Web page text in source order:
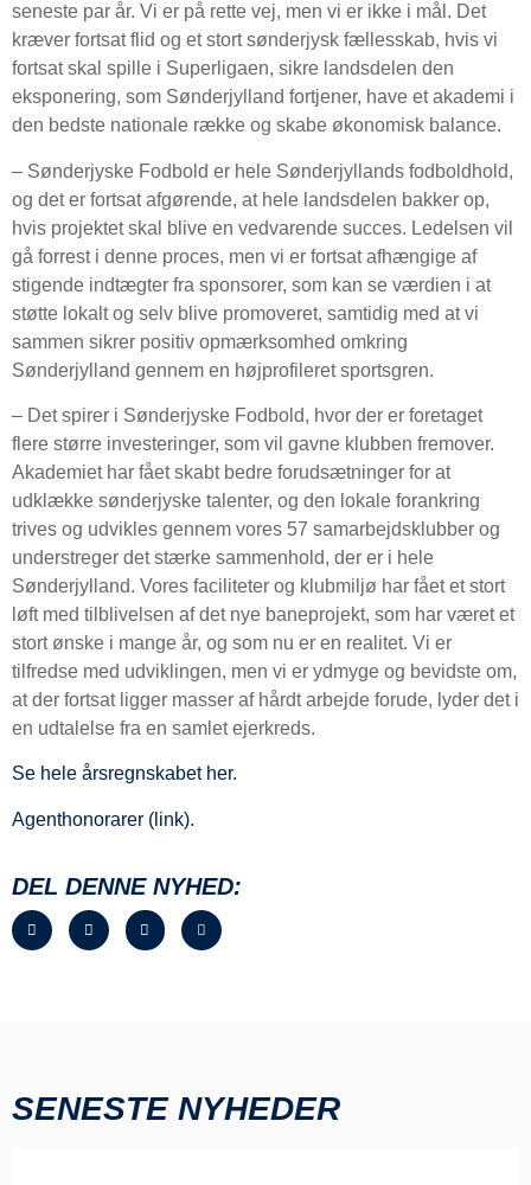
seneste par år. Vi er på rette vej, men vi er ikke i mål. Det
kræver fortsat flid og et stort sønderjysk fællesskab, hvis vi
fortsat skal spille i Superligaen, sikre landsdelen den
eksponering, som Sønderjylland fortjener, have et akademi i
den bedste nationale række og skabe økonomisk balance.
– Sønderjyske Fodbold er hele Sønderjyllands fodboldhold,
og det er fortsat afgørende, at hele landsdelen bakker op,
hvis projektet skal blive en vedvarende succes. Ledelsen vil
gå forrest i denne proces, men vi er fortsat afhængige af
stigende indtægter fra sponsorer, som kan se værdien i at
støtte lokalt og selv blive promoveret, samtidig med at vi
sammen sikrer positiv opmærksomhed omkring
Sønderjylland gennem en højprofileret sportsgren.
– Det spirer i Sønderjyske Fodbold, hvor der er foretaget
flere større investeringer, som vil gavne klubben fremover.
Akademiet har fået skabt bedre forudsætninger for at
udklække sønderjyske talenter, og den lokale forankring
trives og udvikles gennem vores 57 samarbejdsklubber og
understreger det stærke sammenhold, der er i hele
Sønderjylland. Vores faciliteter og klubmiljø har fået et stort
løft med tilblivelsen af det nye baneprojekt, som har været et
stort ønske i mange år, og som nu er en realitet. Vi er
tilfredse med udviklingen, men vi er ydmyge og bevidste om,
at der fortsat ligger masser af hårdt arbejde forude, lyder det i
en udtalelse fra en samlet ejerkreds.
Se hele årsregnskabet her.
Agenthonorarer (link).
DEL DENNE NYHED:
SENESTE NYHEDER